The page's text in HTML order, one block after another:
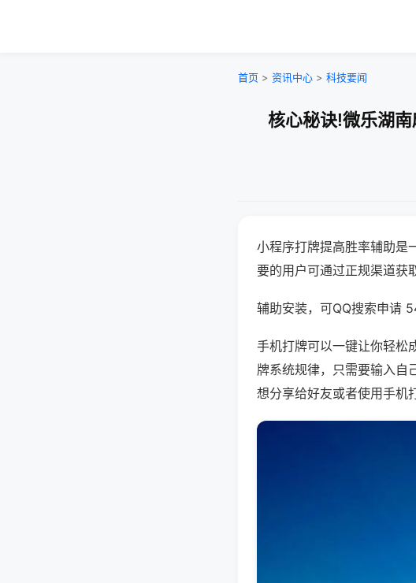
首页 > 资讯中心 > 科技要闻
核心秘诀!微乐湖
小程序打牌提高胜率辅助是
要的用户可通过正规渠道获
辅助安装，可QQ搜索申请
手机打牌可以一键让你轻松
牌系统规律，只需要输入自
想分享给好友或者使用手机